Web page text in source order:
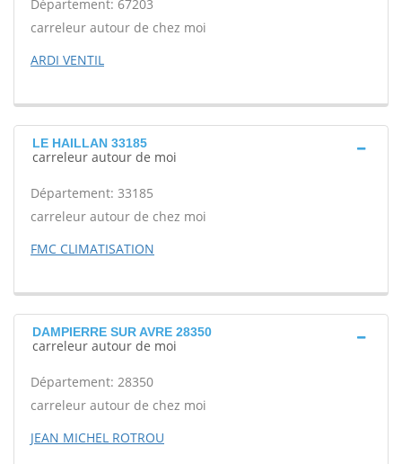
Département: 67203
carreleur autour de chez moi
ARDI VENTIL
LE HAILLAN 33185
carreleur autour de moi
Département: 33185
carreleur autour de chez moi
FMC CLIMATISATION
DAMPIERRE SUR AVRE 28350
carreleur autour de moi
Département: 28350
carreleur autour de chez moi
JEAN MICHEL ROTROU